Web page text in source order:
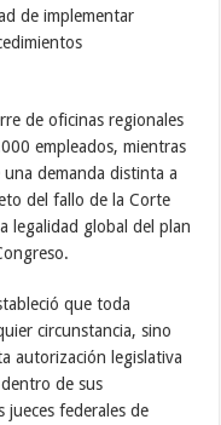
de implementar
de oficinas regionales
empleados, mientras
demanda distinta a
del fallo de la Corte
legalidad global del plan
que toda
circunstancia, sino
autorización legislativa
de sus
jueces federales de